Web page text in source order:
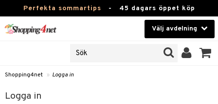
Perfekta sommartips - 45 dagars öppet köp
Välj avdelning
Kontaktlinser
Hälsokost
Shopping4net » Logga in
Logga in